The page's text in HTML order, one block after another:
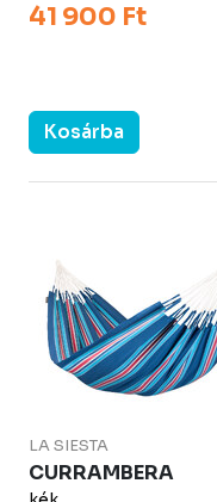
41 900 Ft
Kosárba
LA SIESTA
CURRAMBERA